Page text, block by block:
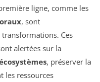
ligne, comme les
, sont
Ces
alertées sur la
, préserver la
les ressources